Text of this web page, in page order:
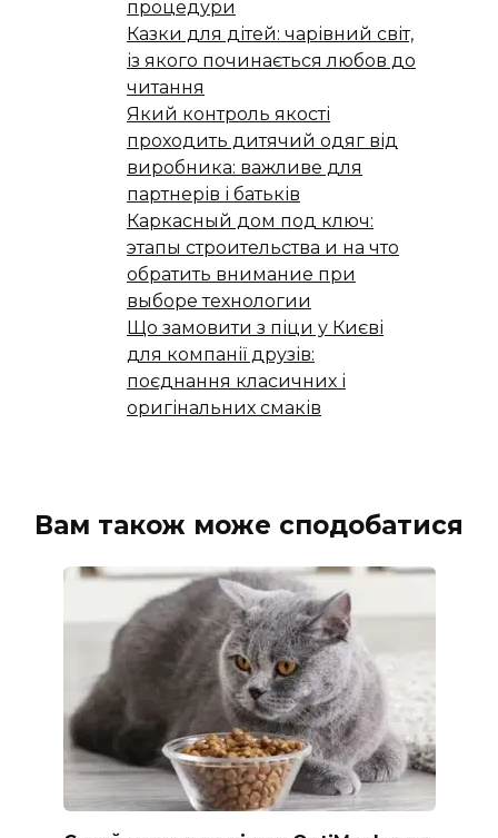
процедури
Казки для дітей: чарівний світ,
із якого починається любов до
читання
Який контроль якості
проходить дитячий одяг від
виробника: важливе для
партнерів і батьків
Каркасный дом под ключ:
этапы строительства и на что
обратить внимание при
выборе технологии
Що замовити з піци у Києві
для компанії друзів:
поєднання класичних і
оригінальних смаків
Вам також може сподобатися